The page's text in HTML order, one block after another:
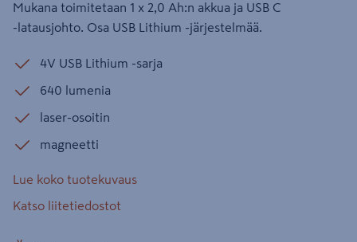
Mukana toimitetaan 1 x 2,0 Ah:n akkua ja USB C
-latausjohto. Osa USB Lithium -järjestelmää.
4V USB Lithium -sarja
640 lumenia
laser-osoitin
magneetti
Lue koko tuotekuvaus
Katso liitetiedostot